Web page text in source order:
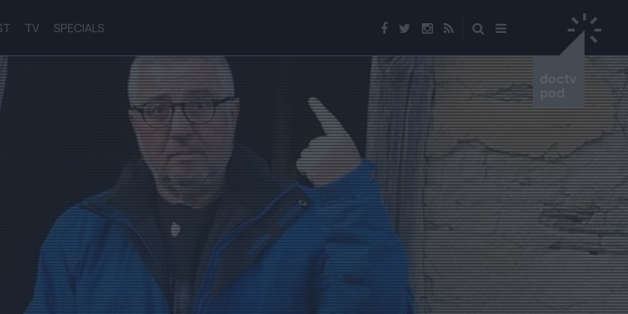
TV SPECIALS